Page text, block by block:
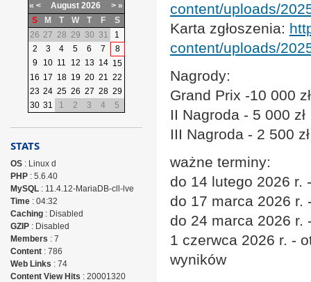
content/uploads/
Karta zgłoszenia:
content/uploads/
Nagrody:
Grand Prix -10 000 zł
II Nagroda - 5 000 zł
III Nagroda - 2 500 zł
ważne terminy:
do 14 lutego 2026 r.
do 17 marca 2026 r.
do 24 marca 2026 r.
1 czerwca 2026 r. -
wyników
« < August 2026 > »
S
M T W T F
S
26 27 28 29 30 31
1
2
3 4 5 6 7
8
9
10 11 12 13 14 15
16 17 18 19 20 21 22
23 24 25 26 27 28 29
30 31 1 2 3 4 5
STATS
OS: Linux d
PHP: 5.6.40
MySQL: 11.4.12-MariaDB-cll-lve
Time: 04:32
Caching: Disabled
GZIP: Disabled
Members : 7
Content: 786
Web Links : 74
Content View Hits : 20001320